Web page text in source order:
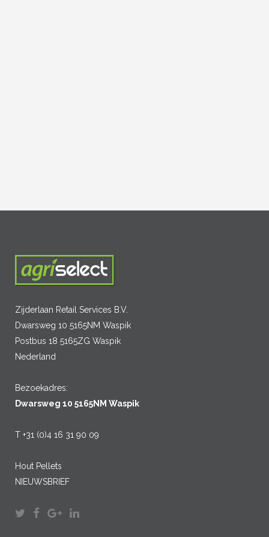
Zijderlaan Retail Services B.V.
Dwarsweg 10 5165NM Waspik
Postbus 18 5165ZG Waspik
Nederland
Bezoekadres:
Dwarsweg 10 5165NM Waspik
T +31 (0)4 16 31 90 09
Hout Pellets
NIEUWSBRIEF